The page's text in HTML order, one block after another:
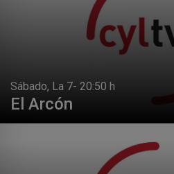
Sábado, La 7- 20:50 h
El Arcón